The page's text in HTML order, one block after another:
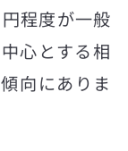
程度が一般
心とする相
向にありま